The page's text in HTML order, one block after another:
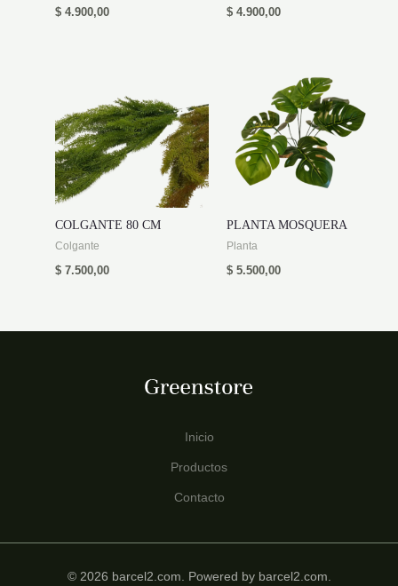
$ 4.900,00
$ 4.900,00
COLGANTE 80 CM
Colgante
$ 7.500,00
PLANTA MOSQUERA
Planta
$ 5.500,00
Inicio
Productos
Contacto
© 2026 barcel2.com. Powered by barcel2.com.